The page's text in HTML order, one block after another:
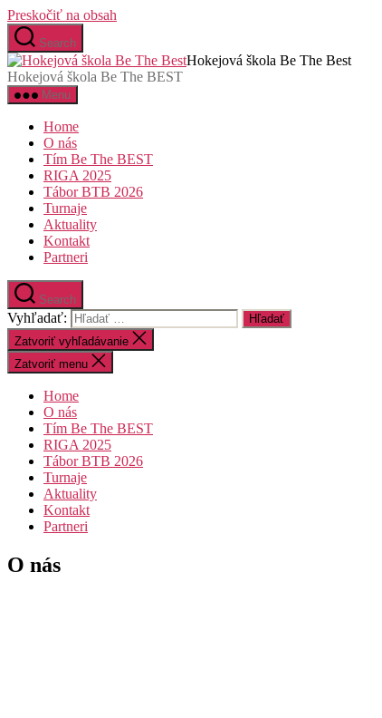
Preskočiť na obsah
Search
Hokejová škola Be The Best
Hokejová škola Be The BEST
Menu
Home
O nás
Tím Be The BEST
RIGA 2025
Tábor BTB 2026
Turnaje
Aktuality
Kontakt
Partneri
Search
Vyhľadať:
Zatvoriť vyhľadávanie
Zatvoriť menu
Home
O nás
Tím Be The BEST
RIGA 2025
Tábor BTB 2026
Turnaje
Aktuality
Kontakt
Partneri
O nás